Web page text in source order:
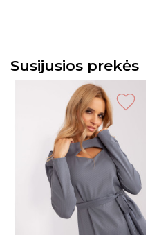
Susijusios prekės